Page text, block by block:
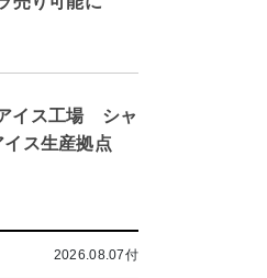
イス工場 シャ
イス生産拠点
2026.08.07付